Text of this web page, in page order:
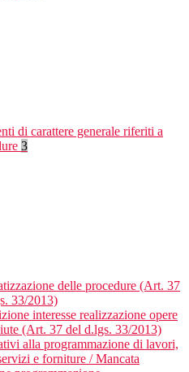
di carattere generale riferiti a
3
delle procedure (Art. 37
33/2013)
interesse realizzazione opere
(Art. 37 del d.lgs. 33/2013)
alla programmazione di lavori,
e forniture / Mancata